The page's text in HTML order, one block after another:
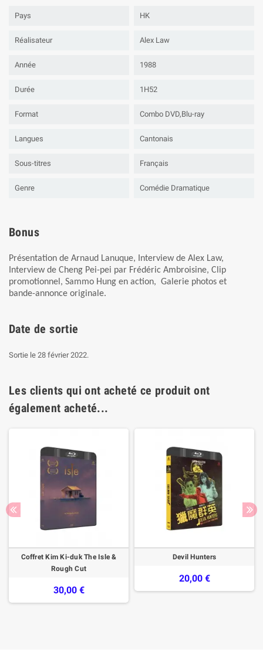
Pays HK
Réalisateur Alex Law
Année 1988
Durée 1H52
Format Combo DVD,Blu-ray
Langues Cantonais
Sous-titres Français
Genre Comédie Dramatique
Bonus
Présentation de Arnaud Lanuque, Interview de Alex Law,
Interview de Cheng Pei-pei par Frédéric Ambroisine, Clip
promotionnel, Sammo Hung en action, Galerie photos et
bande-annonce originale.
Date de sortie
Sortie le 28 février 2022.
Les clients qui ont acheté ce produit ont
également acheté...
Coffret Kim Ki-duk The Isle &
Rough Cut
30,00 €
Devil Hunters
20,00 €